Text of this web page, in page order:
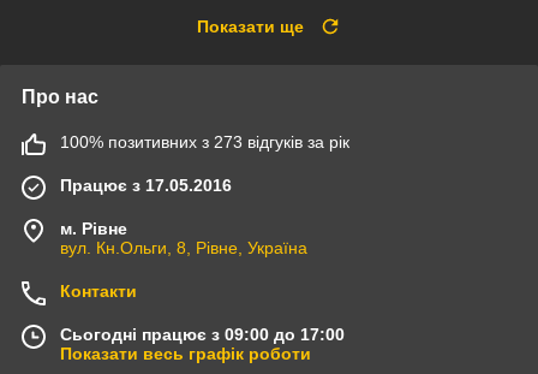
Показати ще
Про нас
100% позитивних з 273 відгуків за рік
Працює з 17.05.2016
м. Рівне
вул. Кн.Ольги, 8, Рівне, Україна
Контакти
Сьогодні працює з 09:00 до 17:00
Показати весь графік роботи